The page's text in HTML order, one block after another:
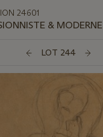
24601
& MODERNE
LOT 244